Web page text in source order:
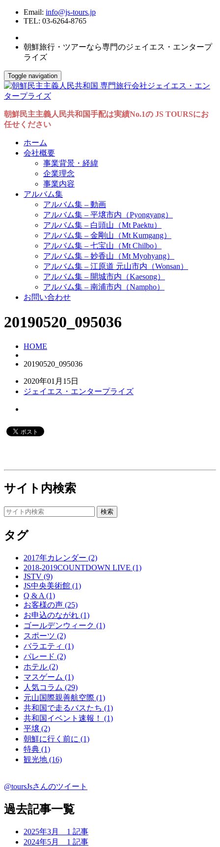
Email: info@js-tours.jp
TEL: 03-6264-8765
朝鮮旅行・ツアーなら専門のジェイエス・エンタープ
ライズ
Toggle navigation
朝鮮民主主義人民共和国手配は実績No.1の JS TOURSにお
任せください
ホーム
会社概要
事業背景・経緯
企業理念
事業内容
アルバム集
アルバム集 – 動画
アルバム集 – 平壌市内（Pyongyang）
アルバム集 – 白頭山（Mt Paektu）
アルバム集 – 金剛山（Mt Kumgang）
アルバム集 – 七宝山（Mt Chilbo）
アルバム集 – 妙香山（Mt Myohyang）
アルバム集 – 江原道 元山市内（Wonsan）
アルバム集 – 開城市内（Kaesong）
アルバム集 – 南浦市内（Nampho）
お問い合わせ
20190520_095036
HOME
20190520_095036
2020年01月15日
ジェイエス・エンタープライズ
サイト内検索
タグ
2017年カレンダー (2)
2018-2019COUNTDOWN LIVE (1)
JSTV (9)
JS中央美術館 (1)
Q & A (1)
お客様の声 (25)
お申込のながれ (1)
ゴールデンウィーク (1)
スポーツ (2)
バラエティ (1)
パレード (2)
ホテル (2)
マスゲーム (1)
人気コラム (29)
元山国際親善航空際 (1)
共和国で走るバスたち (1)
共和国イベント速報！ (1)
平壌 (2)
朝鮮に行く前に (1)
特典 (1)
観光地 (16)
@toursJsさんのツイート
過去記事一覧
2025年3月 1 記事
2024年5月 1 記事